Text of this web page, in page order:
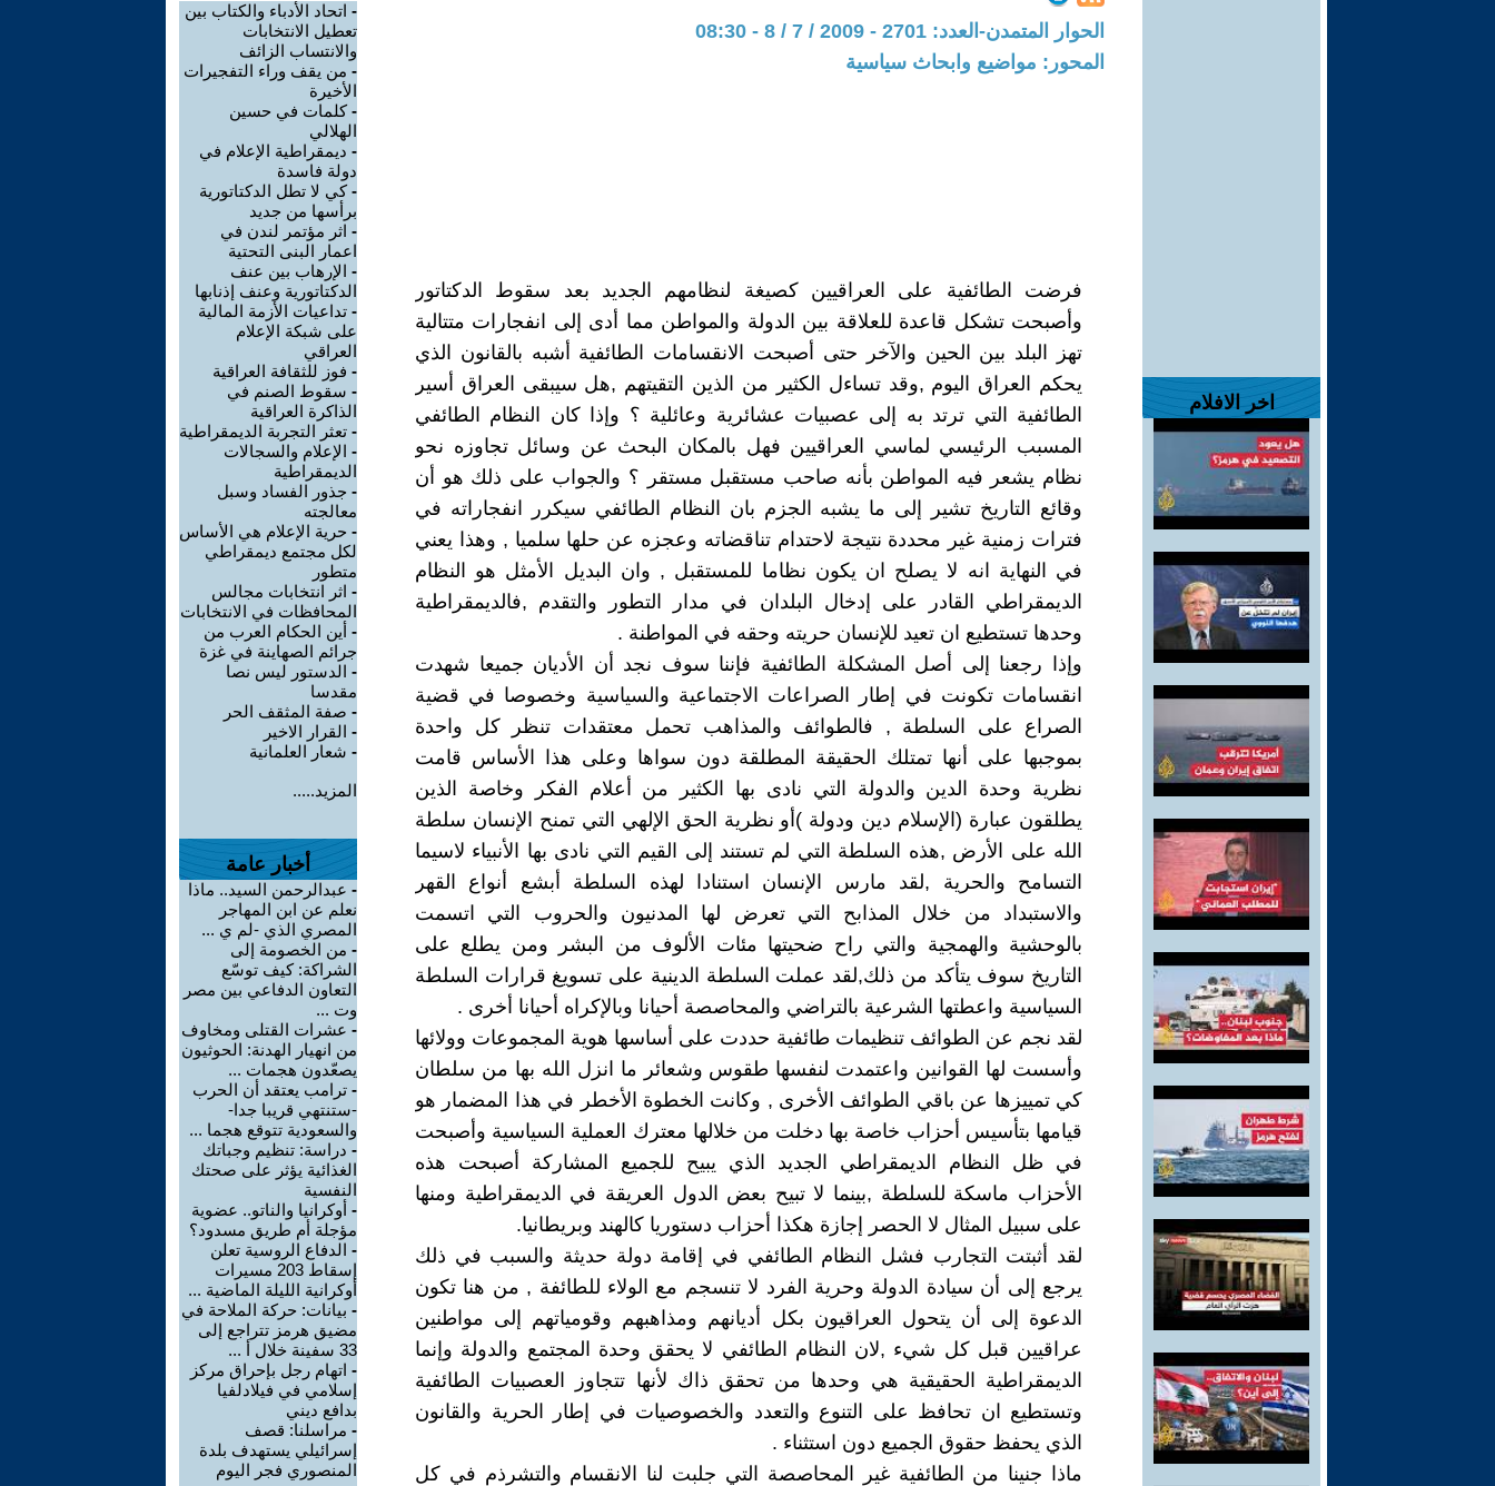
اخر الافلام
الحوار المتمدن-العدد: 2701 - 2009 / 7 / 8 - 08:30
المحور: مواضيع وابحاث سياسية
فرضت الطائفية على العراقيين كصيغة لنظامهم الجديد بعد سقوط الدكتاتور
وأصبحت تشكل قاعدة للعلاقة بين الدولة والمواطن مما أدى إلى انفجارات متتالية
تهز البلد بين الحين والآخر حتى أصبحت الانقسامات الطائفية أشبه بالقانون الذي
يحكم العراق اليوم ,وقد تساءل الكثير من الذين التقيتهم ,هل سيبقى العراق أسير
الطائفية التي ترتد به إلى عصبيات عشائرية وعائلية ؟ وإذا كان النظام الطائفي
المسبب الرئيسي لماسي العراقيين فهل بالمكان البحث عن وسائل تجاوزه نحو
نظام يشعر فيه المواطن بأنه صاحب مستقبل مستقر ؟ والجواب على ذلك هو أن
وقائع التاريخ تشير إلى ما يشبه الجزم بان النظام الطائفي سيكرر انفجاراته في
فترات زمنية غير محددة نتيجة لاحتدام تناقضاته وعجزه عن حلها سلميا , وهذا يعني
في النهاية انه لا يصلح ان يكون نظاما للمستقبل , وان البديل الأمثل هو النظام
الديمقراطي القادر على إدخال البلدان في مدار التطور والتقدم ,فالديمقراطية
وحدها تستطيع ان تعيد للإنسان حريته وحقه في المواطنة .
وإذا رجعنا إلى أصل المشكلة الطائفية فإننا سوف نجد أن الأديان جميعا شهدت
انقسامات تكونت في إطار الصراعات الاجتماعية والسياسية وخصوصا في قضية
الصراع على السلطة , فالطوائف والمذاهب تحمل معتقدات تنظر كل واحدة
بموجبها على أنها تمتلك الحقيقة المطلقة دون سواها وعلى هذا الأساس قامت
نظرية وحدة الدين والدولة التي نادى بها الكثير من أعلام الفكر وخاصة الذين
يطلقون عبارة (الإسلام دين ودولة )أو نظرية الحق الإلهي التي تمنح الإنسان سلطة
الله على الأرض ,هذه السلطة التي لم تستند إلى القيم التي نادى بها الأنبياء لاسيما
التسامح والحرية ,لقد مارس الإنسان استنادا لهذه السلطة أبشع أنواع القهر
والاستبداد من خلال المذابح التي تعرض لها المدنيون والحروب التي اتسمت
بالوحشية والهمجية والتي راح ضحيتها مئات الألوف من البشر ومن يطلع على
التاريخ سوف يتأكد من ذلك,لقد عملت السلطة الدينية على تسويغ قرارات السلطة
السياسية واعطتها الشرعية بالتراضي والمحاصصة أحيانا وبالإكراه أحيانا أخرى .
لقد نجم عن الطوائف تنظيمات طائفية حددت على أساسها هوية المجموعات وولائها
وأسست لها القوانين واعتمدت لنفسها طقوس وشعائر ما انزل الله بها من سلطان
كي تمييزها عن باقي الطوائف الأخرى , وكانت الخطوة الأخطر في هذا المضمار هو
قيامها بتأسيس أحزاب خاصة بها دخلت من خلالها معترك العملية السياسية وأصبحت
في ظل النظام الديمقراطي الجديد الذي يبيح للجميع المشاركة أصبحت هذه
الأحزاب ماسكة للسلطة ,بينما لا تبيح بعض الدول العريقة في الديمقراطية ومنها
على سبيل المثال لا الحصر إجازة هكذا أحزاب دستوريا كالهند وبريطانيا.
لقد أثبتت التجارب فشل النظام الطائفي في إقامة دولة حديثة والسبب في ذلك
يرجع إلى أن سيادة الدولة وحرية الفرد لا تنسجم مع الولاء للطائفة , من هنا تكون
الدعوة إلى أن يتحول العراقيون بكل أديانهم ومذاهبهم وقومياتهم إلى مواطنين
عراقيين قبل كل شيء ,لان النظام الطائفي لا يحقق وحدة المجتمع والدولة وإنما
الديمقراطية الحقيقية هي وحدها من تحقق ذاك لأنها تتجاوز العصبيات الطائفية
وتستطيع ان تحافظ على التنوع والتعدد والخصوصيات في إطار الحرية والقانون
الذي يحفظ حقوق الجميع دون استثناء .
ماذا جنينا من الطائفية غير المحاصصة التي جلبت لنا الانقسام والتشرذم في كل
- اتحاد الأدباء والكتاب بين
تعطيل الانتخابات
والانتساب الزائف
- من يقف وراء التفجيرات
الأخيرة
-كلمات في حسين
الهلالي
- ديمقراطية الإعلام في
دولة فاسدة
-كي لا تطل الدكتاتورية
برأسها من جديد
- اثر مؤتمر لندن في
اعمار البنى التحتية
- الإرهاب بين عنف
الدكتاتورية وعنف إذنابها
- تداعيات الأزمة المالية
على شبكة الإعلام
العراقي
- فوز للثقافة العراقية
- سقوط الصنم في
الذاكرة العراقية
- تعثر التجربة الديمقراطية
- الإعلام والسجالات
الديمقراطية
- جذور الفساد وسبل
معالجته
- حرية الإعلام هي الأساس
لكل مجتمع ديمقراطي
متطور
- اثر انتخابات مجالس
المحافظات في الانتخابات
- أين الحكام العرب من
جرائم الصهاينة في غزة
- الدستور ليس نصا
مقدسا
- صفة المثقف الحر
- القرار الاخير
- شعار العلمانية
المزيد.....
أخبار عامة
- عبدالرحمن السيد.. ماذا
نعلم عن ابن المهاجر
المصري الذي -لم ي ...
- من الخصومة إلى
الشراكة: كيف توسّع
التعاون الدفاعي بين مصر
وت ...
- عشرات القتلى ومخاوف
من انهيار الهدنة: الحوثيون
يصعّدون هجمات ...
- ترامب يعتقد أن الحرب
-ستنتهي قريبا جدا-
والسعودية تتوقع هجما ...
- دراسة: تنظيم وجباتك
الغذائية يؤثر على صحتك
النفسية
- أوكرانيا والناتو.. عضوية
مؤجلة أم طريق مسدود؟
- الدفاع الروسية تعلن
إسقاط 203 مسيرات
أوكرانية الليلة الماضية ...
- بيانات: حركة الملاحة في
مضيق هرمز تتراجع إلى
33 سفينة خلال أ ...
- اتهام رجل بإحراق مركز
إسلامي في فيلادلفيا
بدافع ديني
- مراسلنا: قصف
إسرائيلي يستهدف بلدة
المنصوري فجر اليوم